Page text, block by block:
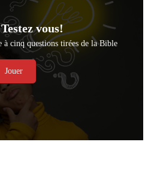
vous!
à cinq questions tirées de la Bible
Jouer